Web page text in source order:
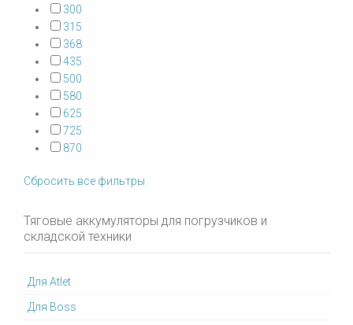
300
315
368
435
500
580
625
725
870
Сбросить все фильтры
Тяговые аккумуляторы для погрузчиков и
складской техники
Для Atlet
Для Boss